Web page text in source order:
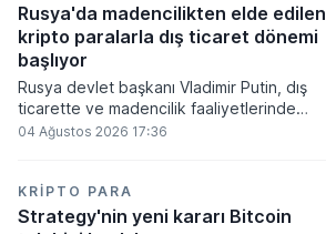
küresel likidite artışına yol açacağını belirtti
ve bitcoinin bu süreçte en hızlı tepki veren
varlık olacağı vurguladı.
Rusya'da madencilikten elde edilen
kripto paralarla dış ticaret dönemi
başlıyor
Rusya devlet başkanı Vladimir Putin, dış
ticarette ve madencilik faaliyetlerinde
kripto varlıkların kullanımına onay veren
elde edilen dijital paraların belirli şartlar
altında dolaşımına ve menkul kıymet
04 Ağustos 2026 17:36
KRIPTO PARA
Strategy'nin yeni kararı Bitcoin